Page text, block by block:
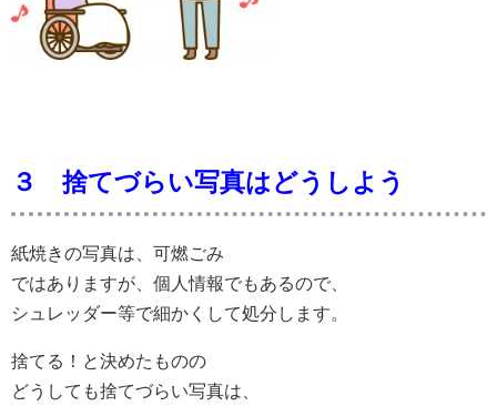
３ 捨てづらい写真はどうしよう
紙焼きの写真は、可燃ごみ
ではありますが、個人情報でもあるので、
シュレッダー等で細かくして処分します。
捨てる！と決めたものの
どうしても捨てづらい写真は、